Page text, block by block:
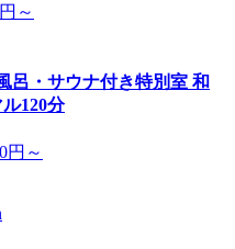
～
呂・サウナ付き特別室 和
ル120分
円～